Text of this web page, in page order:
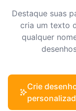
Destaque suas
cria um texto
qualquer
Crie